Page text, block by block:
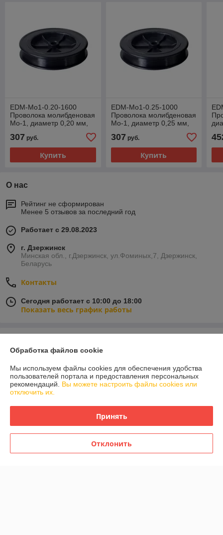
EDM-Mo1-0.20-1600
Проволока молибденовая
Mo-1, диаметр 0,20 мм,
307 руб.
Купить
EDM-Mo1-0.25-1000
Проволока молибденовая
Mo-1, диаметр 0,25 мм,
307 руб.
Купить
О нас
Рейтинг не сформирован
Менее 5 отзывов за последний год
Работает с 29.08.2023
г. Дзержинск
Минская обл., г.Дзержинск, ул.Фоминых,7, Дзержинск,
Беларусь
Контакты
Сегодня работает с 10:00 до 18:00
Показать весь график работы
О нас
Доставка и оплата
Обработка файлов cookie
Мы используем файлы cookies для обеспечения удобства
пользователей портала и предоставления персональных
рекомендаций. Вы можете настроить файлы cookies или
отключить их.
Принять
Отклонить